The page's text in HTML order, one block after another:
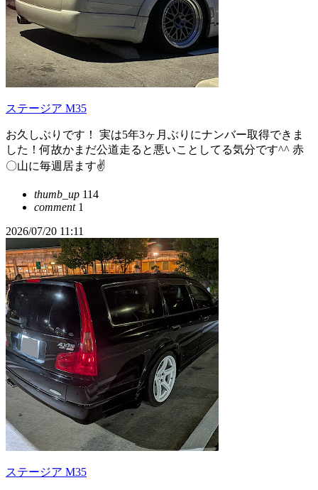
ステージア M35
お久しぶりです！ 実は5年3ヶ月ぶりにナンバー取得できま
した！何故かまだ公道走ると悪いことしてる気分です^^ 赤
〇山に毎週居ます✌️
thumb_up 114
comment1
2026/07/20 11:11
ステージア M35